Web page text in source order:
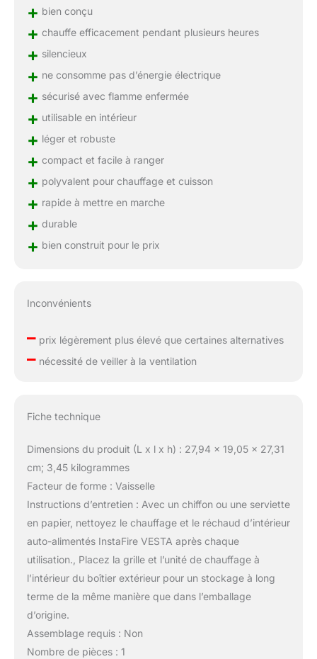
+ bien conçu
+ chauffe efficacement pendant plusieurs heures
+ silencieux
+ ne consomme pas d’énergie électrique
+ sécurisé avec flamme enfermée
+ utilisable en intérieur
+ léger et robuste
+ compact et facile à ranger
+ polyvalent pour chauffage et cuisson
+ rapide à mettre en marche
+ durable
+ bien construit pour le prix
Inconvénients
–prix légèrement plus élevé que certaines alternatives
–nécessité de veiller à la ventilation
Fiche technique
Dimensions du produit (L x l x h) : 27,94 x 19,05 x 27,31
cm; 3,45 kilogrammes
Facteur de forme : Vaisselle
Instructions d’entretien : Avec un chiffon ou une serviette
en papier, nettoyez le chauffage et le réchaud d’intérieur
auto-alimentés InstaFire VESTA après chaque
utilisation., Placez la grille et l’unité de chauffage à
l’intérieur du boîtier extérieur pour un stockage à long
terme de la même manière que dans l’emballage
d’origine.
Assemblage requis : Non
Nombre de pièces : 1